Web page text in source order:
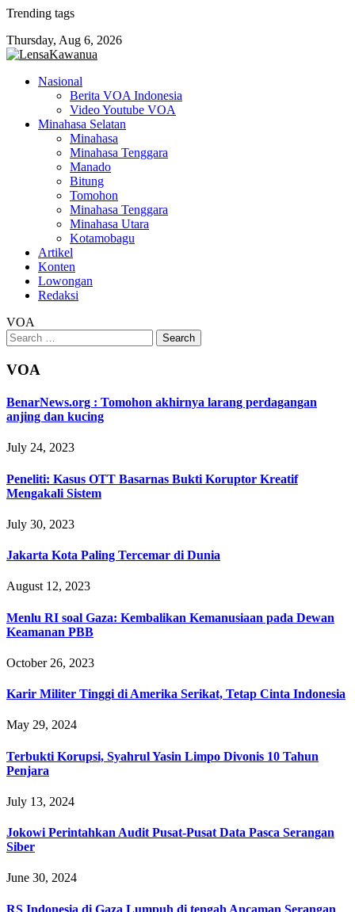
Skip
content
Trending tags
Thursday, Aug 6, 2026
Nasional
Berita VOA Indonesia
Video Youtube VOA
Minahasa Selatan
Minahasa
Minahasa Tenggara
Manado
Bitung
Tomohon
Minahasa Tenggara
Minahasa Utara
Kotamobagu
Artikel
Konten
Lowongan
Redaksi
VOA
Search
for:
VOA
BenarNews.org : Tomohon akhirnya larang perdagangan
anjing dan kucing
July 24, 2023
Peneliti: Kasus OTT Basarnas Bukti Koruptor Kreatif
Mengakali Sistem
July 30, 2023
Jakarta Kota Paling Tercemar di Dunia
August 12, 2023
Menlu RI soal Gaza: Kembalikan Kemanusiaan pada Dewan
Keamanan PBB
October 26, 2023
Karir Militer Tinggi di Amerika Serikat, Tetap Cinta Indonesia
May 29, 2024
Terbukti Korupsi, Syahrul Yasin Limpo Divonis 10 Tahun
Penjara
July 13, 2024
Jokowi Perintahkan Audit Pusat-Pusat Data Pasca Serangan
Siber
June 30, 2024
RS Indonesia di Gaza Lumpuh di tengah Ancaman Serangan